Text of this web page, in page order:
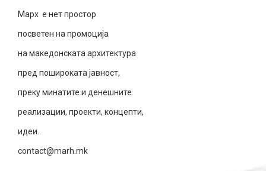
Марх е нет простор
посветен на промоција
на македонската архитектура
пред пошироката јавност,
преку минатите и денешните
реализации, проекти, концепти,
идеи.
contact@marh.mk